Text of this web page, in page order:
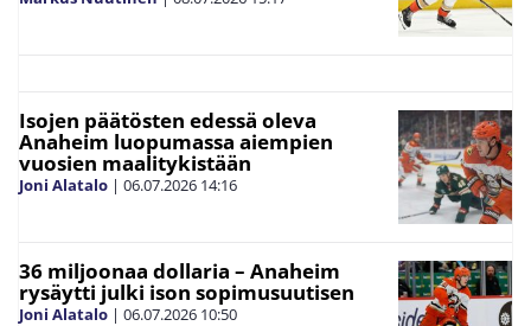
Isojen päätösten edessä oleva
Anaheim luopumassa aiempien
vuosien maalitykistään
Joni Alatalo | 06.07.2026 14:16
36 miljoonaa dollaria – Anaheim
rysäytti julki ison sopimusuutisen
Joni Alatalo | 06.07.2026 10:50